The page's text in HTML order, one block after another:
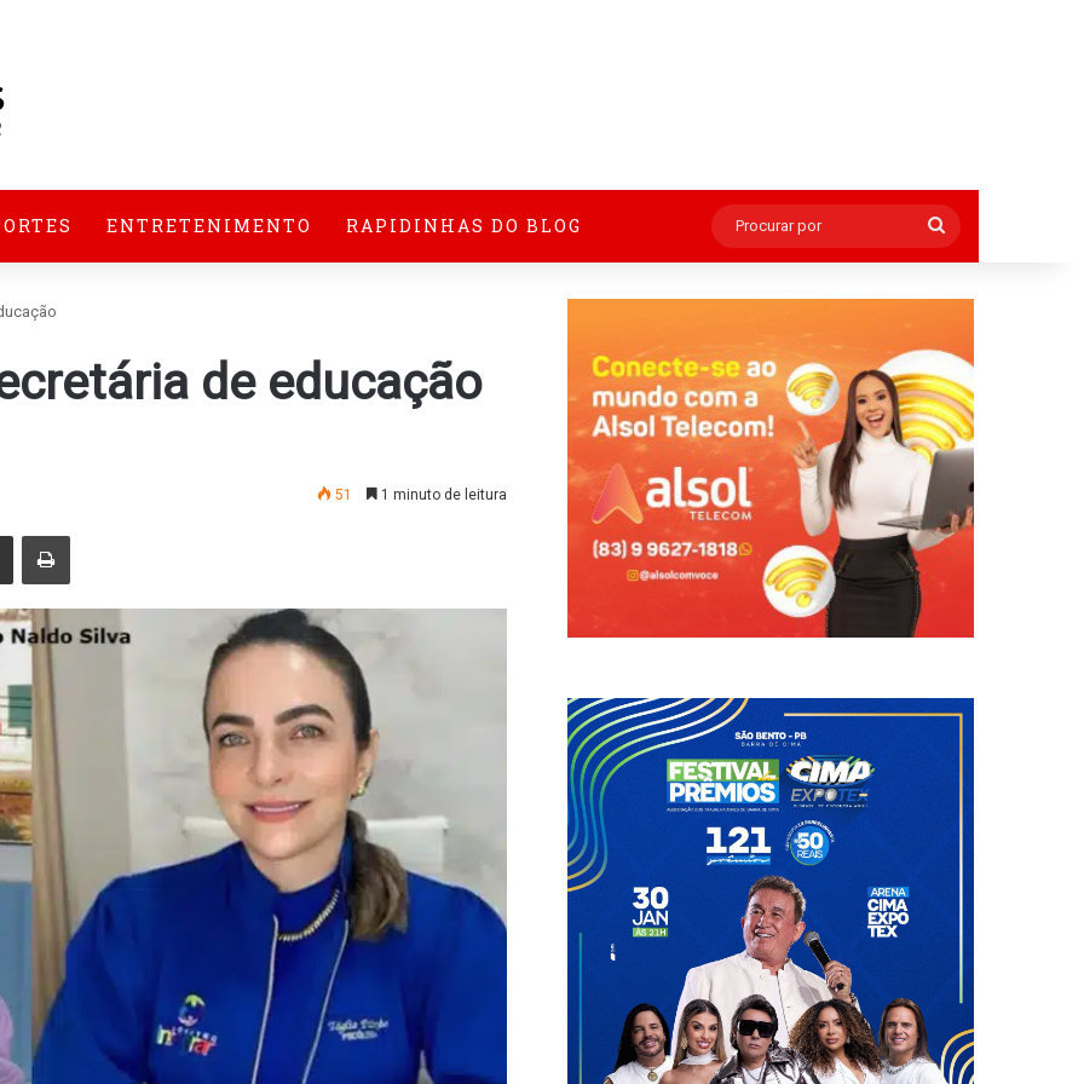
ENTRETENIMENTO RAPIDINHAS DO BLOG
Procurar
por
de educação
51 1 minuto de leitura
Compartilhar via e-mail Imprimir